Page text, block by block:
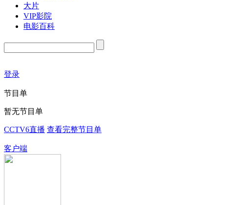
大片
VIP影院
电影百科
登录
节目单
暂无节目单
CCTV6直播 查看完整节目单
客户端